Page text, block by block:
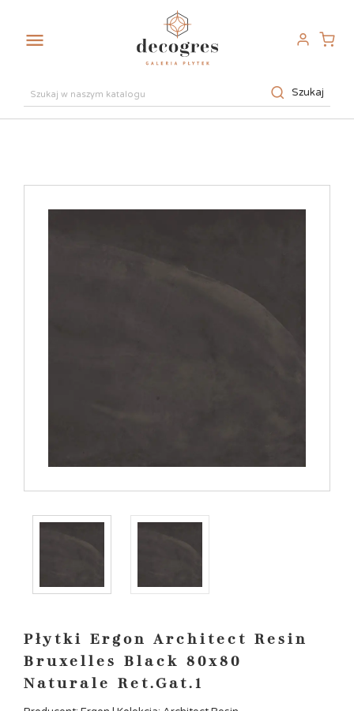

Szukaj
Płytki Ergon Architect Resin
Bruxelles Black 80x80
Naturale Ret.Gat.1